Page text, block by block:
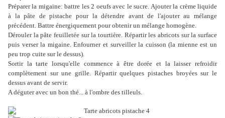
Préparer la migaine: battre les 2 oeufs avec le sucre. Ajouter la crème liquide
à la pâte de pistache pour la détendre avant de l'ajouter au mélange
précédent. Battre énergiquement pour obtenir un mélange homogène.
Dérouler la pâte feuilletée sur la tourtière. Répartir les abricots sur la surface
puis verser la migaine. Enfourner et surveiller la cuisson (la mienne est un
peu trop cuite sur le dessus).
Sortir la tarte lorsqu'elle commence à être dorée et la laisser refroidir
complètement sur une grille. Répartir quelques pistaches broyées sur le
dessus avant de servir.
A déguter avec un bon thé... à l'ombre des tilleuls.